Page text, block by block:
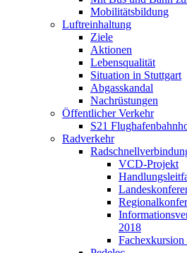
Mobilitätsbildung
Luftreinhaltung
Ziele
Aktionen
Lebensqualität
Situation in Stuttgart
Abgasskandal
Nachrüstungen
Öffentlicher Verkehr
S21
Radverkehr
VCD-Projekt
2018
Fachexkursion